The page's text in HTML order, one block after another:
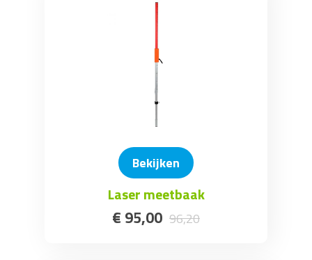
Bekijken
Laser meetbaak
€ 95,00 96,20